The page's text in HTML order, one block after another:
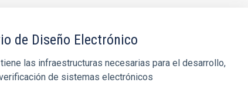
de Diseño Electrónico
las infraestructuras necesarias para el desarrollo,
de sistemas electrónicos